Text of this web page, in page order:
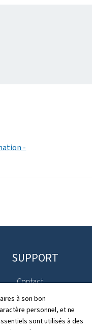
à son bon
personnel, et ne
sont utilisés à des
-
SUPPORT
Contact
Plan du site